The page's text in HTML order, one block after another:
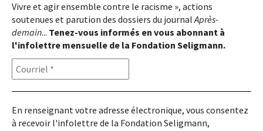
En renseignant votre adresse électronique, vous
consentez à recevoir l'infolettre de la Fondation
Seligmann, conformément à notrepolitique de
confidentialité. Il vous sera possible de vous
désabonner à tout moment.
Copyright © 2026Fondation Seligmann|Mentions légales|Crédits
Vivre et agir ensemble contre le racisme », actions
soutenues et parution des dossiers du journalAprès-
demain... Tenez-vous informés en vous abonnant à
l'infolettre mensuelle de la Fondation Seligmann.
En renseignant votre adresse électronique, vous consentez
à recevoir l'infolettre de la Fondation Seligmann,